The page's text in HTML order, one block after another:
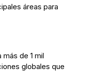
áreas para
de 1 mil
globales que